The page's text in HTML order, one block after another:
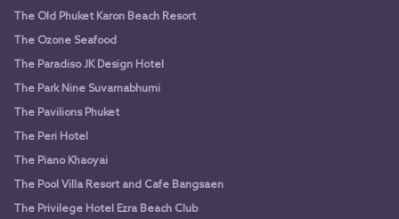
The Old Phuket Karon Beach Resort
The Ozone Seafood
The Paradiso JK Design Hotel
The Park Nine Suvarnabhumi
The Pavilions Phuket
The Peri Hotel
The Piano Khaoyai
The Pool Villa Resort and Cafe Bangsaen
The Privilege Hotel Ezra Beach Club